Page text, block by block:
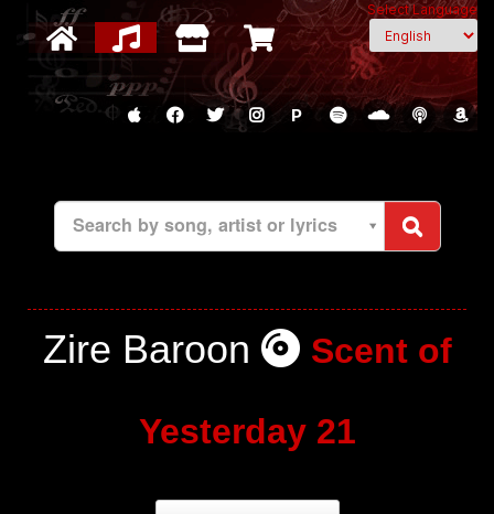
Select Language
P
Search by song, artist or lyrics
Zire Baroon Scent of
Yesterday 21